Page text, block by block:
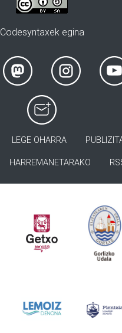
Codesyntaxek egina
LEGE OHARRA
HARREMANETARAKO